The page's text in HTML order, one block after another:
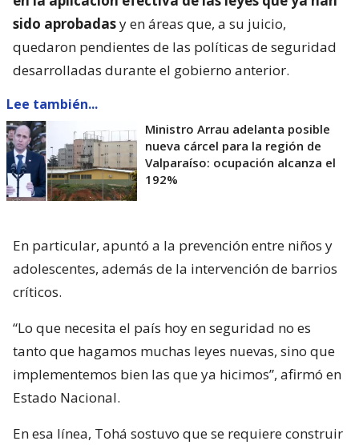
sido aprobadasy en áreas que, a su juicio,
quedaron pendientes de las políticas de seguridad
desarrolladas durante el gobierno anterior.
Lee también...
Ministro Arrau adelanta posible
nueva cárcel para la región de
Valparaíso: ocupación alcanza el
192%
En particular, apuntó a la prevención entre niños y
adolescentes, además de la intervención de barrios
críticos.
“Lo que necesita el país hoy en seguridad no es
tanto que hagamos muchas leyes nuevas, sino que
implementemos bien las que ya hicimos”, afirmó en
Estado Nacional.
En esa línea, Tohá sostuvo que se requiere construir